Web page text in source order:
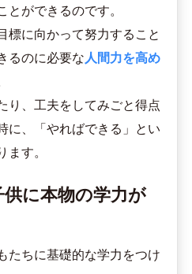
ができるのです。
標に向かって努力すること
るのに必要な 人間力を高め
り、工夫をしてみごと得点
に、「やればできる」とい
す。
に本物の学力が
たちに基礎的な学力をつけ